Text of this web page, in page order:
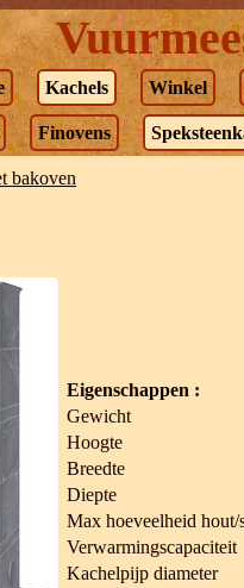
Kachels Winkel
Finovens
bakoven
Eigenschappen :
Gewicht
Hoogte
Breedte
Diepte
Max hoeveelheid hout/
Verwarmingscapaciteit
Kachelpijp diameter